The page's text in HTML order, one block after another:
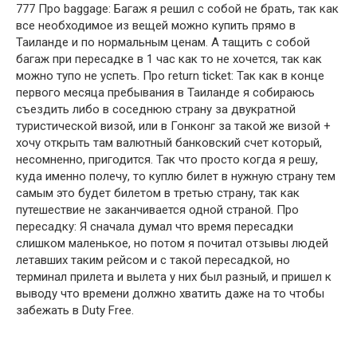
777 Про baggage: Багаж я решил с собой не брать, так как
все необходимое из вещей можно купить прямо в
Таиланде и по нормальным ценам. А тащить с собой
багаж при пересадке в 1 час как то не хочется, так как
можно тупо не успеть. Про return ticket: Так как в конце
первого месяца пребывания в Таиланде я собираюсь
съездить либо в соседнюю страну за двукратной
туристической визой, или в Гонконг за такой же визой +
хочу открыть там валютный банковский счет который,
несомненно, пригодится. Так что просто когда я решу,
куда именно полечу, то куплю билет в нужную страну тем
самым это будет билетом в третью страну, так как
путешествие не заканчивается одной страной. Про
пересадку: Я сначала думал что время пересадки
слишком маленькое, но потом я почитал отзывы людей
летавших таким рейсом и с такой пересадкой, но
терминал прилета и вылета у них был разный, и пришел к
выводу что времени должно хватить даже на то чтобы
забежать в Duty Free.